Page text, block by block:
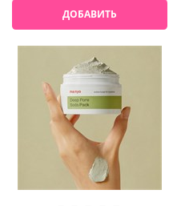
ДОБАВИТЬ